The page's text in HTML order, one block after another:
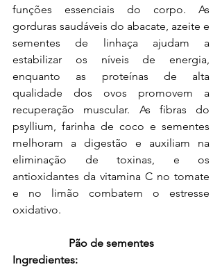
funções essenciais do corpo. As
gorduras saudáveis do abacate, azeite e
sementes de linhaça ajudam a
estabilizar os níveis de energia,
enquanto as proteínas de alta
qualidade dos ovos promovem a
recuperação muscular. As fibras do
psyllium, farinha de coco e sementes
melhoram a digestão e auxiliam na
eliminação de toxinas, e os
antioxidantes da vitamina C no tomate
e no limão combatem o estresse
oxidativo.
Pão de sementes
Ingredientes: